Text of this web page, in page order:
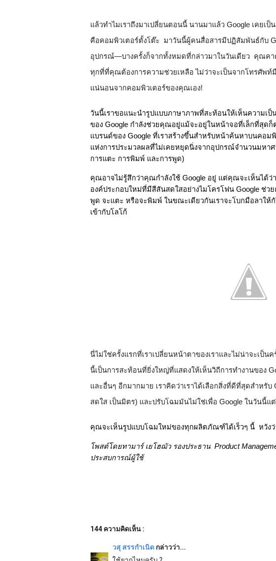
แล้วทำไมเราถึงมาเปลี่ยนตอนนี้ นานมาแล้ว Google เคย
คือคอมพิวเตอร์ตั้งโต๊ะ  มาวันนี้ผู้คนสื่อสารมีปฏิสัมพันธ์กับ
อุปกรณ์—บางครั้งก็จากทั้งหมดที่กล่าวมาในวันเดียว  คุณค
ทุกที่ที่คุณต้องการความช่วยเหลือ ไม่ว่าจะเป็นจากโทรศัพ
แน่นอนจากคอมพิวเตอร์ของคุณเอง!
วันนี้เราขอแนะนำรูปแบบภาษาภาพที่สะท้อนให้เห็นความเ
ของ Google กำลังช่วยคุณอยู่แม้จะอยู่ในหน้าจอที่เล็กที่สุดก็
แบรนด์ของ Google ที่เราสร้างขึ้นสำหรับหน้าค้นหาบนคอม
แห่งการประมวลผลที่ไม่เคยหยุดนิ่งจากอุปกรณ์จำนวนมหา
การแตะ การพิมพ์ และการพูด)
คุณอาจไม่รู้สึกว่าคุณกำลังใช้ Google อยู่ แต่คุณจะเห็นได้ว่
องค์ประกอบใหม่ที่มีสีสันสดใสอย่างไมโครโฟน Google ช่ว
พูด จะแตะ หรือจะพิมพ์ ในขณะเดียวกันเราจะโบกมือลาใ
เข้ากับโลโก้
นี่ไม่ใช่ครั้งแรกที่เราเปลี่ยนหน้าตาของเราและไม่น่าจะเป็น
นี้เป็นการสะท้อนที่ยิ่งใหญ่ที่แสดงให้เห็นวิถีการทำงานของ
และอื่นๆ อีกมากมาย เราคิดว่าเราได้เลือกสิ่งที่ดีที่สุดสำหรั
สดใส เป็นมิตร) และปรับโฉมมันไม่ใช่เพื่อ Google ในวันนี้แ
คุณจะเห็นรูปแบบโฉมใหม่ของทุกผลิตภัณฑ์ได้เร็วๆ นี้  หวัง
โพสต์โดยทามาร์ เยโฮฌัว รองประธาน  Product
ประสบการณ์ผู้ใช้
144 ความคิดเห็น :
วสุ สรรกำเนิด กล่าวว่า...